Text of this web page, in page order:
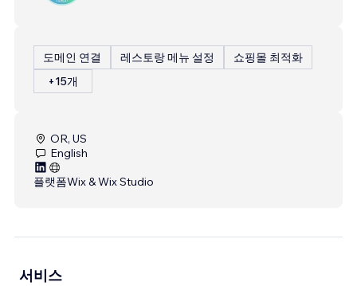
도메인 연결 레스토랑 메뉴 설정
쇼핑몰 최적화
+15개
OR, US
English
플랫폼Wix & Wix Studio
서비스